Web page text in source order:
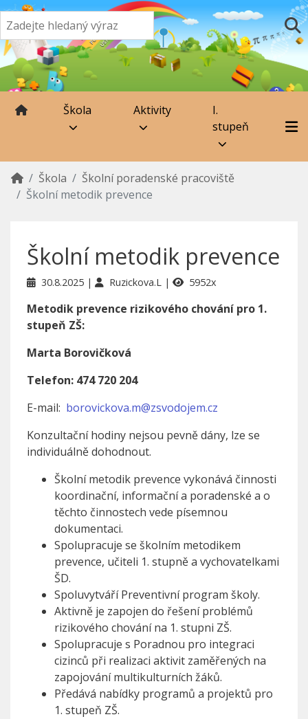
Škola Aktivity
I.
stupeň
Škola
Školní poradenské pracoviště
Školní metodik prevence
Školní metodik prevence
30.8.2025 Ruzickova.L 5952x
Metodik prevence rizikového chování pro 1.
stupeň ZŠ:
Marta Borovičková
Telefon: 474 720 204
E-mail: borovickova.m@zsvodojem.cz
Konzultační hodiny nejsou pevně dány, lze se
individuálně dohodnout.
Školní metodik prevence vykonává činnosti
koordinační, informační a poradenské a o
těchto činnostech vede písemnou
dokumentaci.
Spolupracuje se školním metodikem
prevence, učiteli 1. stupně a vychovatelkami
ŠD.
Spoluvytváří Preventivní program školy.
Aktivně je zapojen do řešení problémů
rizikového chování na 1. stupni ZŠ.
Spolupracuje s Poradnou pro integraci
cizinců při realizaci aktivit zaměřených na
zapojování multikulturních žáků.
Předává nabídky programů a projektů pro
1. stupeň ZŠ.